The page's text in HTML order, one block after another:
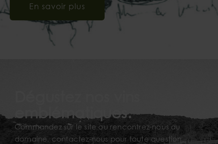
En savoir plus
emblématiques.
Commandez sur le site ou rencontrez-nous au
domaine, contactez-nous pour toute question.